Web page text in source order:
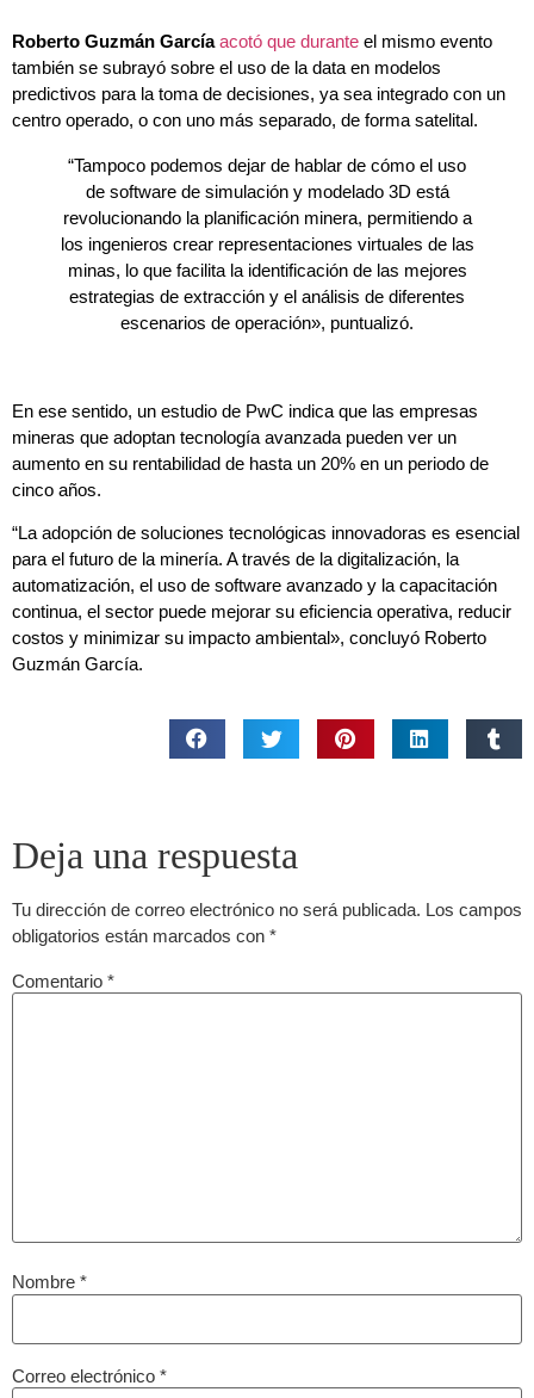
Roberto Guzmán García acotó que durante el mismo evento
también se subrayó sobre el uso de la data en modelos
predictivos para la toma de decisiones, ya sea integrado con un
centro operado, o con uno más separado, de forma satelital.
“Tampoco podemos dejar de hablar de cómo el uso
de software de simulación y modelado 3D está
revolucionando la planificación minera, permitiendo a
los ingenieros crear representaciones virtuales de las
minas, lo que facilita la identificación de las mejores
estrategias de extracción y el análisis de diferentes
escenarios de operación», puntualizó.
En ese sentido, un estudio de PwC indica que las empresas
mineras que adoptan tecnología avanzada pueden ver un
aumento en su rentabilidad de hasta un 20% en un periodo de
cinco años.
“La adopción de soluciones tecnológicas innovadoras es esencial
para el futuro de la minería. A través de la digitalización, la
automatización, el uso de software avanzado y la capacitación
continua, el sector puede mejorar su eficiencia operativa, reducir
costos y minimizar su impacto ambiental», concluyó Roberto
Guzmán García.
Deja una respuesta
Tu dirección de correo electrónico no será publicada. Los campos
obligatorios están marcados con *
Comentario *
Nombre *
Correo electrónico *